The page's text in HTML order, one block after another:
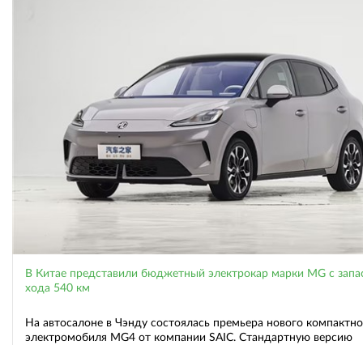
В Китае представили бюджетный электрокар марки MG с
хода 540 км
На автосалоне в Чэнду состоялась премьера нового
электромобиля MG4 от компании SAIC. Стандартную версию